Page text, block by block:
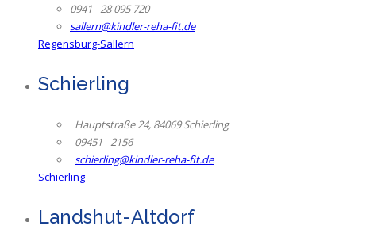
0941 - 28 095 720
sallern@kindler-reha-fit.de
Regensburg-Sallern
Schierling
Hauptstraße 24, 84069 Schierling
09451 - 2156
schierling@kindler-reha-fit.de
Schierling
Landshut-Altdorf